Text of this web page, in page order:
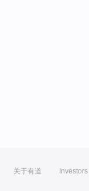
关于有道 Investors